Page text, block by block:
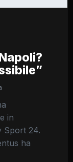
in
Sport 24.
ha